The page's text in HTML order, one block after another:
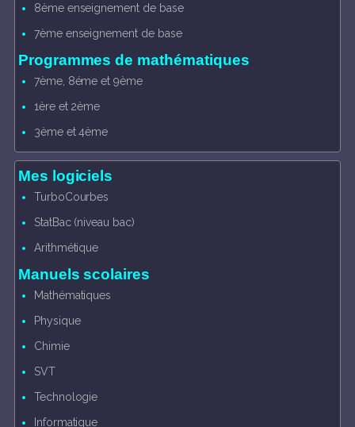
8ème enseignement de base
7ème enseignement de base
Programmes de mathématiques
7ème, 8éme et 9ème
1ère et 2ème
3ème et 4ème
Mes logiciels
TurboCourbes
StatBac (niveau bac)
Arithmétique
Manuels scolaires
Mathématiques
Physique
Chimie
SVT
Technologie
Informatique